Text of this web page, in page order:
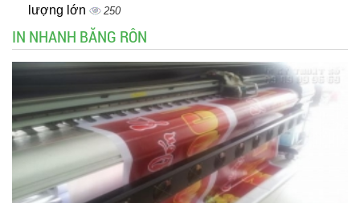
lượng lớn 250
IN NHANH BĂNG RÔN